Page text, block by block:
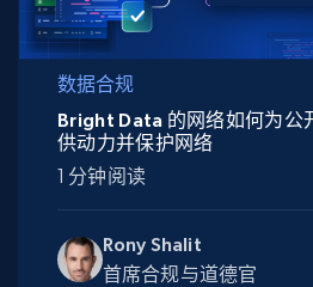
数据合规
Rony Shalit
首席合规与道德官
Bright Data 的网络如何为公
供动力并保护网络
1 分钟阅读